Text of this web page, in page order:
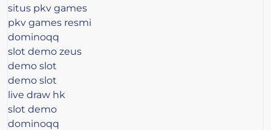
situs pkv games
pkv games resmi
dominoqq
slot demo zeus
demo slot
demo slot
live draw hk
slot demo
dominoqq